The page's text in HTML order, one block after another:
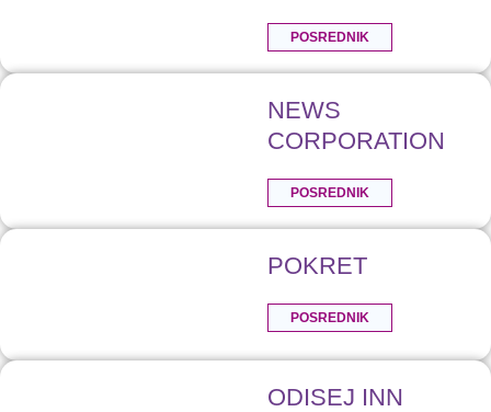
POSREDNIK
NEWS
CORPORATION
POSREDNIK
POKRET
POSREDNIK
ODISEJ INN